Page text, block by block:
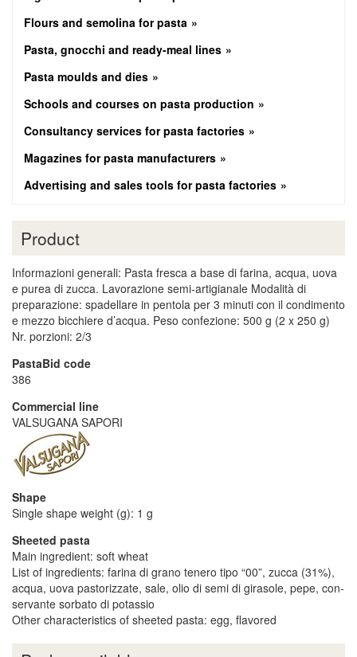
Flours and semolina for pasta
Pasta, gnocchi and ready-meal lines
Pasta moulds and dies
Schools and courses on pasta production
Consultancy services for pasta factories
Magazines for pasta manufacturers
Advertising and sales tools for pasta factories
Product
Informazioni generali: Pasta fresca a base di farina, acqua, uova
e purea di zucca. Lavorazione semi-artigianale Modalità di
preparazione: spadellare in pentola per 3 minuti con il condimento
e mezzo bicchiere d’acqua. Peso confezione: 500 g (2 x 250 g)
Nr. porzioni: 2/3
PastaBid code
386
Commercial line
VALSUGANA SAPORI
Shape
Single shape weight (g): 1 g
Sheeted pasta
Main ingredient: soft wheat
List of ingredients: farina di grano tenero tipo “00”, zucca (31%),
acqua, uova pastorizzate, sale, olio di semi di girasole, pepe, con-
servante sorbato di potassio
Other characteristics of sheeted pasta: egg, flavored